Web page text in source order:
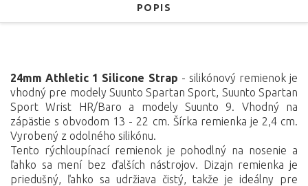
POPIS
24mm Athletic 1 Silicone Strap - silikónový remienok je
vhodný pre modely Suunto Spartan Sport, Suunto Spartan
Sport Wrist HR/Baro a modely Suunto 9.
Vhodný na
zápästie s obvodom 13 - 22 cm. Šírka remienka je 2,4 cm.
Vyrobený z odolného silikónu.
Tento rýchloupínací remienok je pohodlný na nosenie a
ľahko sa mení bez ďalších nástrojov. Dizajn remienka je
priedušný, ľahko sa udržiava čistý, takže je ideálny pre